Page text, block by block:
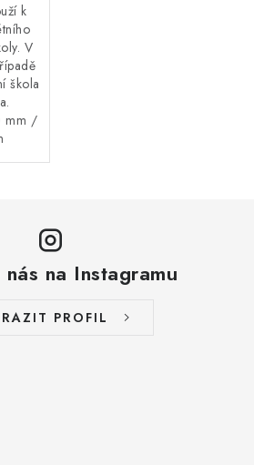
k
V
škola
mm /
na Instagramu
PROFIL